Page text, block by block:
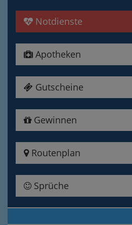
Notdienste
Apotheken
Gutscheine
Gewinnen
Routenplan
Sprüche